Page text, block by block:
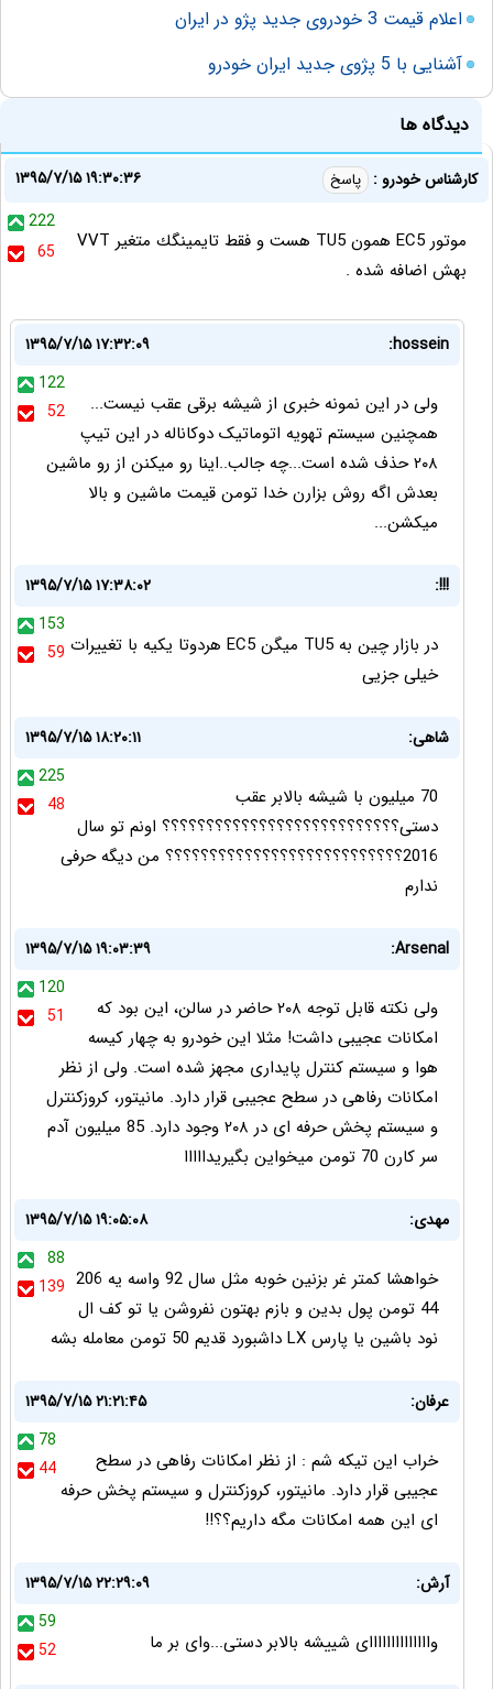
اعلام قیمت 3 خودروی جدید پژو در ایران
آشنایی با 5 پژوی جدید ایران خودرو
دیدگاه ها
كارشناس خودرو : پاسخ
۱۳۹۵/۷/۱۵ ۱۹:۳۰:۳۶
222
65
موتور EC5 همون TU5 هست و فقط تايمينگك متغير VVT
بهش اضافه شده .
hossein:
۱۳۹۵/۷/۱۵ ۱۷:۳۲:۰۹
122
52
ولی در این نمونه خبری از شیشه برقی عقب نیست...
همچنین سیستم تهویه اتوماتیک دوکاناله در این تیپ
۲۰۸ حذف شده است...چه جالب..اینا رو میکنن از رو ماشین
بعدش اگه روش بزارن خدا تومن قیمت ماشین و بالا
میکشن...
!!!:
۱۳۹۵/۷/۱۵ ۱۷:۳۸:۰۲
153
59 در بازار چین به TU5 میگن EC5 هردوتا یکیه با تغییرات
خیلی جزیی
شاهی:
۱۳۹۵/۷/۱۵ ۱۸:۲۰:۱۱
225
48
70 میلیون با شیشه بالابر عقب
دستی؟؟؟؟؟؟؟؟؟؟؟؟؟؟؟؟؟؟؟؟؟؟؟؟؟؟؟ اونم تو سال
2016؟؟؟؟؟؟؟؟؟؟؟؟؟؟؟؟؟؟؟؟؟؟؟؟؟؟؟ من دیگه حرفی
ندارم
Arsenal:
۱۳۹۵/۷/۱۵ ۱۹:۰۳:۳۹
120
51
ولی نکته قابل توجه ۲۰۸ حاضر در سالن، این بود که
امکانات عجیبی داشت! مثلا این خودرو به چهار کیسه
هوا و سیستم کنترل پایداری مجهز شده است. ولی از نظر
امکانات رفاهی در سطح عجیبی قرار دارد. مانیتور، کروزکنترل
و سیستم پخش حرفه ای در ۲۰۸ وجود دارد. 85 میلیون آدم
سر کارن 70 تومن میخواین بگیریدااااا
مهدی:
۱۳۹۵/۷/۱۵ ۱۹:۰۵:۰۸
88
139 خواهشا کمتر غر بزنین خوبه مثل سال 92 واسه یه 206
44 تومن پول بدین و بازم بهتون نفروشن یا تو کف ال
نود باشین یا پارس LX داشبورد قدیم 50 تومن معامله بشه
عرفان:
۱۳۹۵/۷/۱۵ ۲۱:۲۱:۴۵
78
44
خراب اين تيكه شم : از نظر امکانات رفاهی در سطح
عجیبی قرار دارد. مانیتور، کروزکنترل و سیستم پخش حرفه
ای اين همه امكانات مگه داريم؟؟!!
آرش:
۱۳۹۵/۷/۱۵ ۲۲:۲۹:۰۹
59
52
واااااااااااااای شییشه بالابر دستی...وای بر ما